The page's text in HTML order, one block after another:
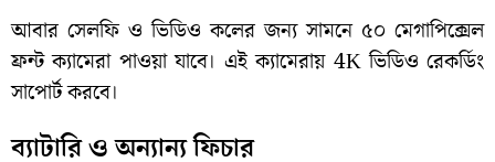
আবার সেলফি ও ভিডিও কলের জন্য সামনে ৫০ মেগাপিক্সেল
ফ্রন্ট ক্যামেরা পাওয়া যাবে। এই ক্যামেরায় 4K ভিডিও রেকর্ডিং
সাপোর্ট করবে।
ব্যাটারি ও অন্যান্য ফিচার